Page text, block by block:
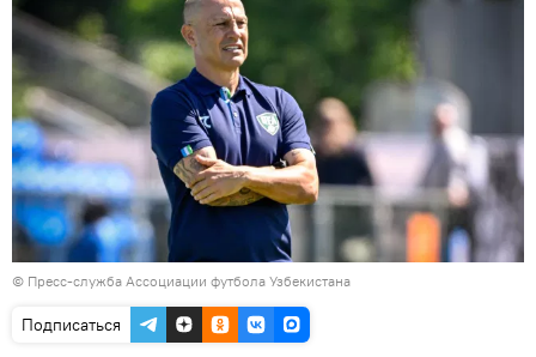
© Пресс-служба Ассоциации футбола Узбекистана
Подписаться